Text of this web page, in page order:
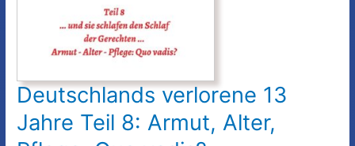
Deutschlands verlorene 13
Jahre Teil 8: Armut, Alter,